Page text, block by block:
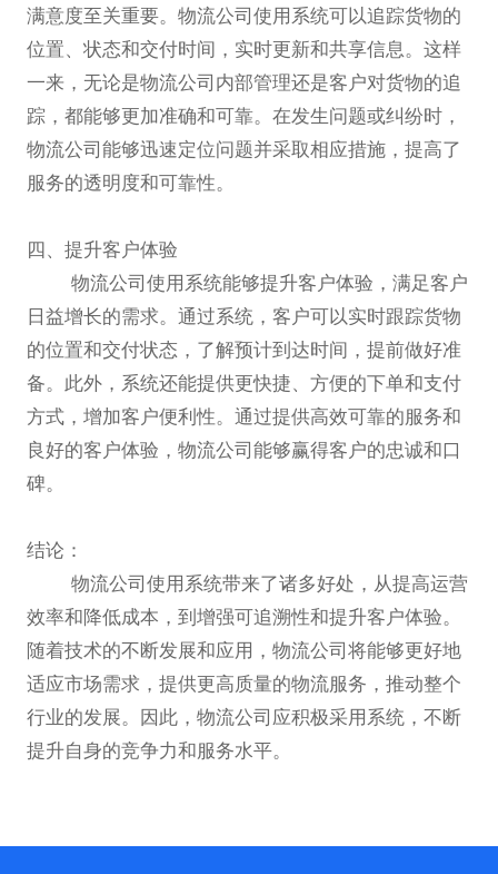
满意度至关重要。物流公司使用系统可以追踪货物的
位置、状态和交付时间，实时更新和共享信息。这样
一来，无论是物流公司内部管理还是客户对货物的追
踪，都能够更加准确和可靠。在发生问题或纠纷时，
物流公司能够迅速定位问题并采取相应措施，提高了
服务的透明度和可靠性。
四、提升客户体验
物流公司使用系统能够提升客户体验，满足客户
日益增长的需求。通过系统，客户可以实时跟踪货物
的位置和交付状态，了解预计到达时间，提前做好准
备。此外，系统还能提供更快捷、方便的下单和支付
方式，增加客户便利性。通过提供高效可靠的服务和
良好的客户体验，物流公司能够赢得客户的忠诚和口
碑。
结论：
物流公司使用系统带来了诸多好处，从提高运营
效率和降低成本，到增强可追溯性和提升客户体验。
随着技术的不断发展和应用，物流公司将能够更好地
适应市场需求，提供更高质量的物流服务，推动整个
行业的发展。因此，物流公司应积极采用系统，不断
提升自身的竞争力和服务水平。